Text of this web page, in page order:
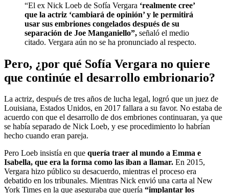
“El ex Nick Loeb de Sofía Vergara ‘realmente cree’
que la actriz ‘cambiará de opinión’ y le permitirá
usar sus embriones congelados después de su
separación de Joe Manganiello”, señaló el medio
citado. Vergara aún no se ha pronunciado al respecto.
Pero, ¿por qué Sofía Vergara no quiere
que continúe el desarrollo embrionario?
La actriz, después de tres años de lucha legal, logró que un juez de
Louisiana, Estados Unidos, en 2017 fallara a su favor. No estaba de
acuerdo con que el desarrollo de dos embriones continuaran, ya que
se había separado de Nick Loeb, y ese procedimiento lo habrían
hecho cuando eran pareja.
Pero Loeb insistía en que quería traer al mundo a Emma e
Isabella, que era la forma como las iban a llamar. En 2015,
Vergara hizo público su desacuerdo, mientras el proceso era
debatido en los tribunales. Mientras Nick envió una carta al New
York Times en la que aseguraba que quería “implantar los